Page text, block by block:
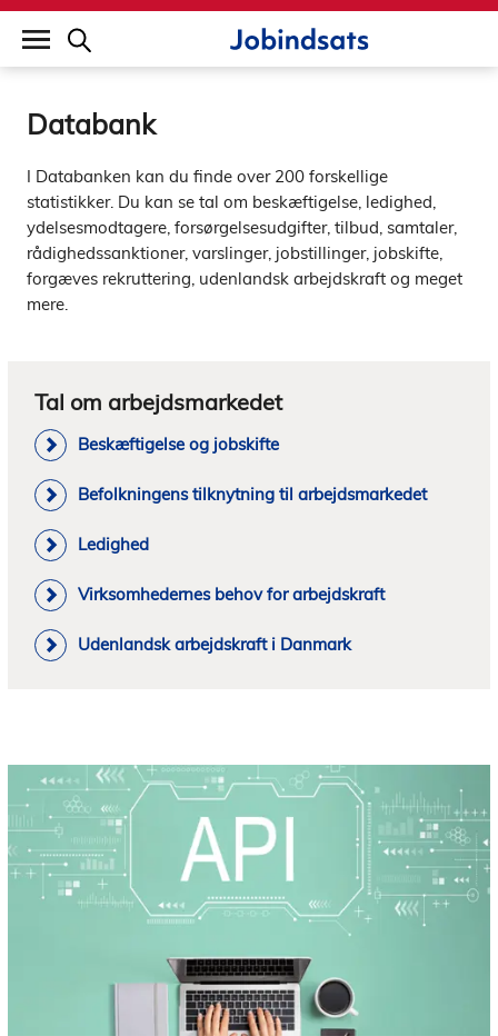
builddate: 2026-02-02 16:12:57
Databank
I Databanken kan du finde over 200 forskellige
statistikker. Du kan se tal om beskæftigelse, ledighed,
ydelsesmodtagere, forsørgelsesudgifter, tilbud, samtaler,
rådighedssanktioner, varslinger, jobstillinger, jobskifte,
forgæves rekruttering, udenlandsk arbejdskraft og meget
mere.
Tal om arbejdsmarkedet
Beskæftigelse og jobskifte
Befolkningens tilknytning til arbejdsmarkedet
Ledighed
Virksomhedernes behov for arbejdskraft
Udenlandsk arbejdskraft i Danmark